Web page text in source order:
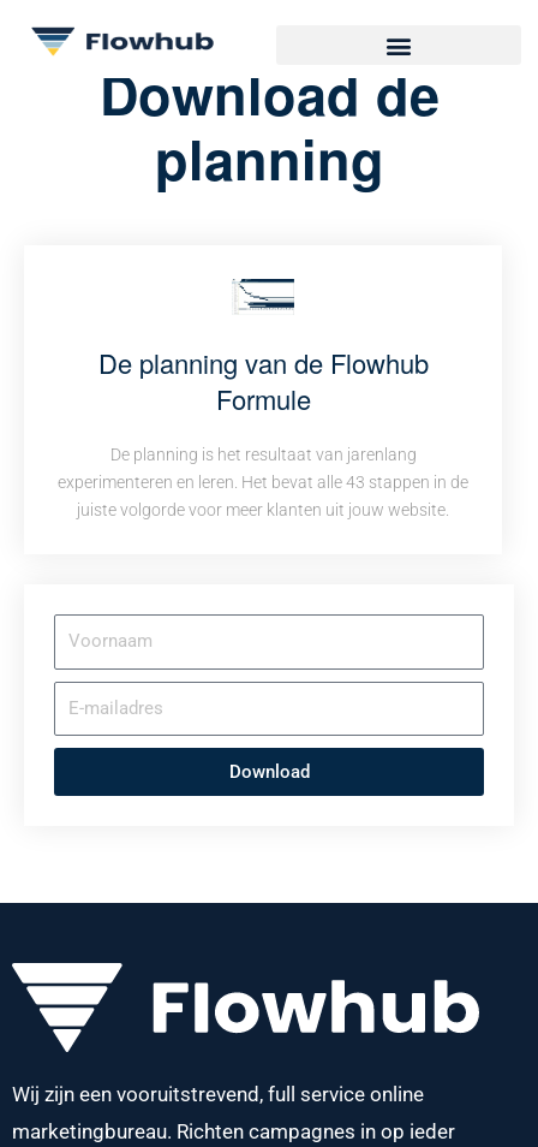
Download de
planning
De planning van de Flowhub
Formule
De planning is het resultaat van jarenlang
experimenteren en leren. Het bevat alle 43 stappen in de
juiste volgorde voor meer klanten uit jouw website.
Download
Wij zijn een vooruitstrevend, full service online
marketingbureau. Richten campagnes in op ieder